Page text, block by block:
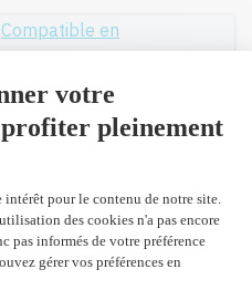
Compatible en
CE400A
noir 5,500 pages
Réusiné supérieur en
remplacement du
CE400A